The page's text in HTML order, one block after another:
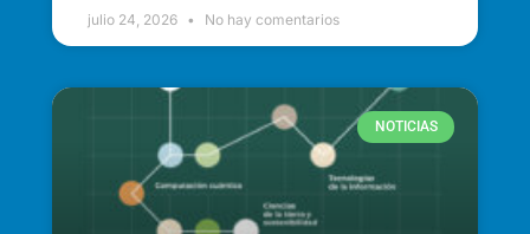
julio 24, 2026 No hay comentarios
NOTICIAS